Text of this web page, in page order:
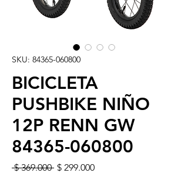
SKU: 84365-060800
BICICLETA
PUSHBIKE NIÑO
12P RENN GW
84365-060800
$ 369.000 Precio
$ 299.000Precio de oferta